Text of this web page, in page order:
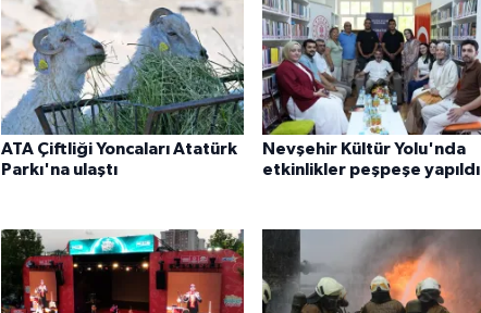
ATA Çiftliği Yoncaları Atatürk
Parkı'na ulaştı
Nevşehir Kültür Yolu'nda
etkinlikler peşpeşe yapıldı